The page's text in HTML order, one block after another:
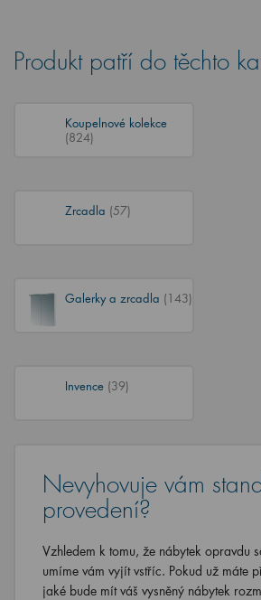
Produkt patří do těchto
Koupelnové kolekce
(824)
Zrcadla (57)
Galerky a zrcadla (143)
Invence (39)
Nevyhovuje vám
provedení?
Vzhledem k tomu, že nábytek opravdu
umíme vám vyjít vstříc. Pokud už máte
jaké bude mít váš vysněný nábytek